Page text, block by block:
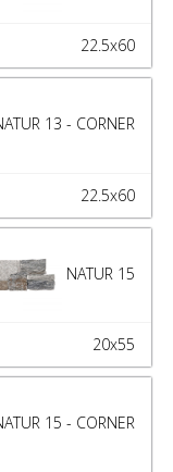
22.5x60
13 - CORNER
22.5x60
NATUR 15
20x55
15 - CORNER